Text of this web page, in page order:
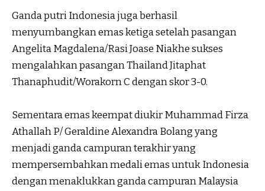
Ganda putri Indonesia juga berhasil
menyumbangkan emas ketiga setelah pasangan
Angelita Magdalena/Rasi Joase Niakhe sukses
mengalahkan pasangan Thailand Jitaphat
Thanaphudit/Worakorn C dengan skor 3-0.
Sementara emas keempat diukir Muhammad Firza
Athallah P/ Geraldine Alexandra Bolang yang
menjadi ganda campuran terakhir yang
mempersembahkan medali emas untuk Indonesia
dengan menaklukkan ganda campuran Malaysia